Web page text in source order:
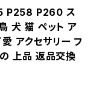
P258 P260 ス
犬 猫 ペット ア
アクセサリー フ
上品 返品交換